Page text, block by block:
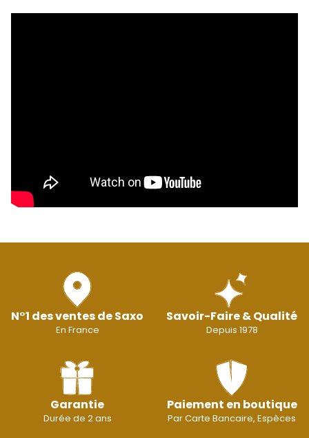
N°1 des ventes de Saxo
En France
Savoir-Faire & Qualité
Depuis 1978
Garantie
Durée de 2 ans
Paiement en boutique
Par Carte Bancaire, Espèces